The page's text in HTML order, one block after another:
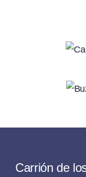
Carrión de